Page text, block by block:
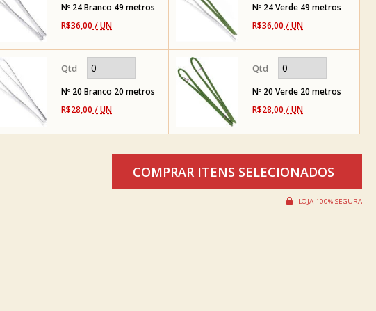
Nº 24 Branco 49 metros
R$36,00 / UN
Nº 24 Verde 49 metros
R$36,00 / UN
Nº 20 Branco 20 metros
R$28,00 / UN
Nº 20 Verde 20 metros
R$28,00 / UN